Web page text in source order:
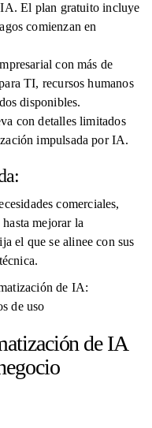
IA. El plan gratuito incluye
comienzan en
con más de
TI, recursos humanos
disponibles.
con detalles limitados
impulsada por IA.
comerciales,
mejorar la
el que se alinee con sus
de IA:
de uso
de IA